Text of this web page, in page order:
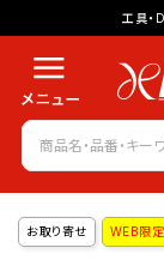
工具・
お取り寄せ WEB限